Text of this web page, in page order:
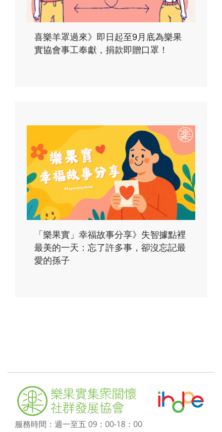
喜樂羊罩過來》即日起至9月底為樂果
實協會事工奉獻，捐款即贈口罩！
「樂果實」幸福故事分享》失智據點裡
最美的一天：忘了許多事，卻沒忘記最
愛的孫子
服務時間：週一至五 09：00-18：00